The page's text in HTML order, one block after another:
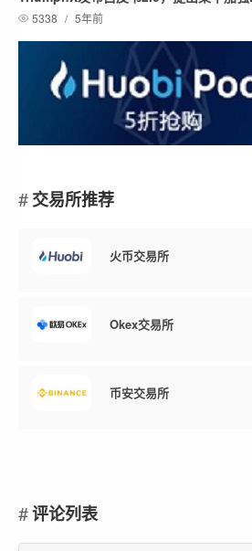
5338 / 5年前
交易所推荐
火币交易所
Okex交易所
币安交易所
评论列表